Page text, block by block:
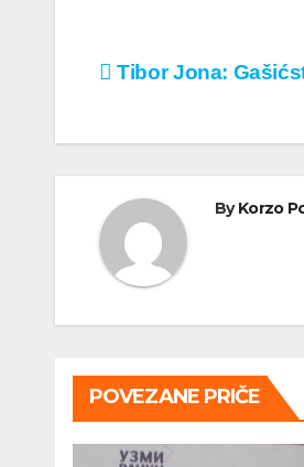
Кретање
Tibor Jona:
ByKorzo
POVEZANE PRIČE